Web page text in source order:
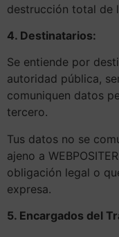
destrucción total de
4. Destinatarios:
Se entiende por
autoridad pública,
comuniquen datos
tercero.
Tus datos no se
ajeno a
obligación legal o
expresa.
5. Encargados del